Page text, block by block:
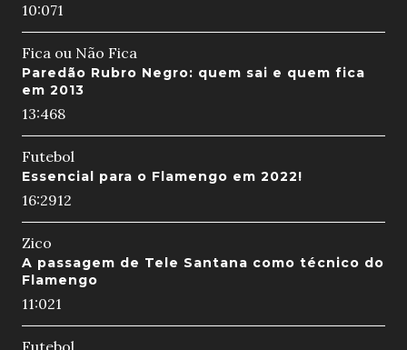
10:071
Fica ou Não Fica
Paredão Rubro Negro: quem sai e quem fica
em 2013
13:468
Futebol
Essencial para o Flamengo em 2022!
16:2912
Zico
A passagem de Tele Santana como técnico do
Flamengo
11:021